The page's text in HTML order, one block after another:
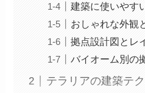
建築に使いやす
おしゃれな外観
拠点設計図とレ
バイオーム別の
テラリアの建築テ